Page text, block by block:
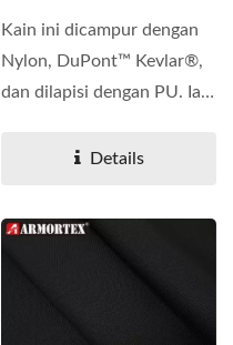
Kain ini dicampur dengan
Nylon, DuPont™ Kevlar®,
dan dilapisi dengan PU. Ia
Details